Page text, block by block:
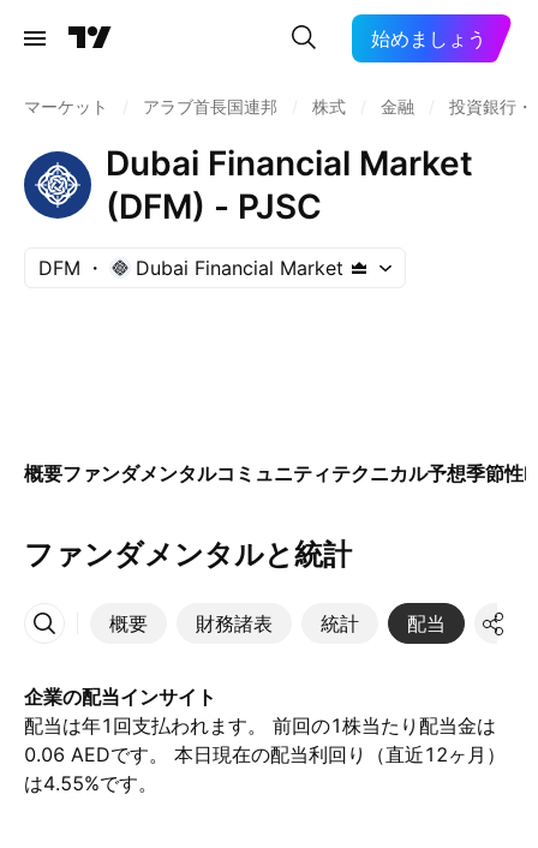
始めましょう
マーケット アラブ首長国連邦 株式 金融 投資銀行
Dubai Financial Market
(DFM) - PJSC
DFM Dubai Financial Market
概要ファンダメンタルコミュニティテクニカル予想季節性
ファンダメンタルと統計
概要 財務諸表 統計 配当 決算
その他
企業の配当インサイト
配当は年1回支払われます。 前回の1株当たり配当金は
0.06 AEDです。 本日現在の配当利回り（直近12ヶ月）
は4.55%です。